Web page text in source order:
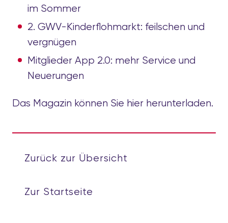
im Sommer
2. GWV-Kinderflohmarkt: feilschen und
vergnügen
Mitglieder App 2.0: mehr Service und
Neuerungen
Das Magazin können Sie hier herunterladen.
Zurück zur Übersicht
Zur Startseite